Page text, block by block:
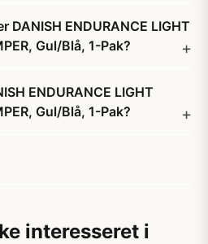
ENDURANCE LIGHT
Gul/Blå, 1-Pak?
ENDURANCE LIGHT
Gul/Blå, 1-Pak?
interesseret i